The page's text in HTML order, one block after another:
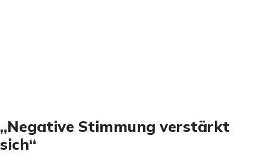
„Negative Stimmung verstärkt
sich“